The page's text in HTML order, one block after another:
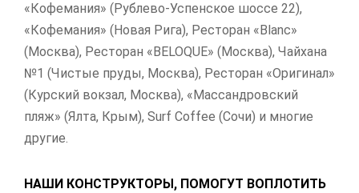
«Кофемания» (Рублево-Успенское шоссе 22),
«Кофемания» (Новая Рига), Ресторан «Blanc»
(Москва), Ресторан «BELOQUE» (Москва), Чайхана
№1 (Чистые пруды, Москва), Ресторан «Оригинал»
(Курский вокзал, Москва), «Массандровский
пляж» (Ялта, Крым), Surf Coffee (Сочи) и многие
другие.
НАШИ КОНСТРУКТОРЫ, ПОМОГУТ ВОПЛОТИТЬ